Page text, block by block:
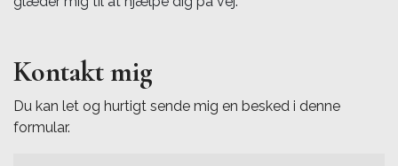
Kontakt mig
Du kan let og hurtigt sende mig en besked i denne
formular.